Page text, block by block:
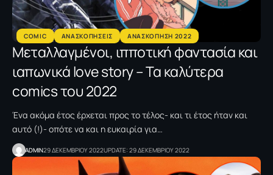
COMIC ΑΝΑΣΚΟΠΗΣΕΙΣ ΑΝΑΣΚΟΠΗΣΗ 2022
Μεταλλαγμένοι, ιπποτική φαντασία και
ιαπωνικά love story – Τα καλύτερα
comics του 2022
Ένα ακόμα έτος έρχεται προς το τέλος- και τι έτος ήταν και
αυτό (!)- οπότε να και η ευκαιρία για…
ADMIN29 ΔΕΚΕΜΒΡΙΟΥ 2022UPDATE: 29 ΔΕΚΕΜΒΡΙΟΥ 2022